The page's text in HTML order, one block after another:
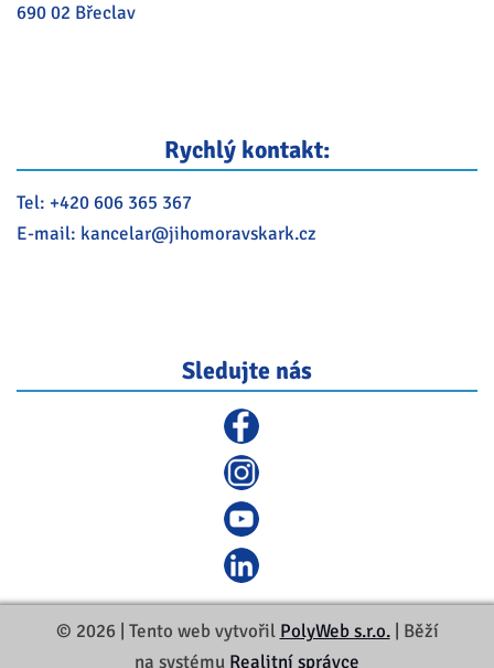
690 02 Břeclav
Rychlý kontakt:
Tel: +420 606 365 367
E-mail: kancelar@jihomoravskark.cz
Sledujte nás
© 2026 | Tento web vytvořil PolyWeb s.r.o.| Běží
na systému Realitní správce